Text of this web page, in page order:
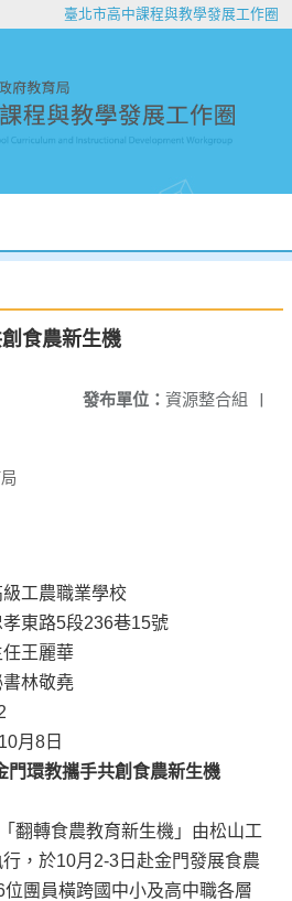
臺北市高中課程與教學發展工作圈
食農新生機
發布單位： 資源整合組 |
工農職業學校
東路5段236巷15號
王麗華
林敬堯
月8日
門環教攜手共創食農新生機
翻轉食農教育新生機」由松山工
，於10月2-3日赴金門發展食農
團員橫跨國中小及高中職各層